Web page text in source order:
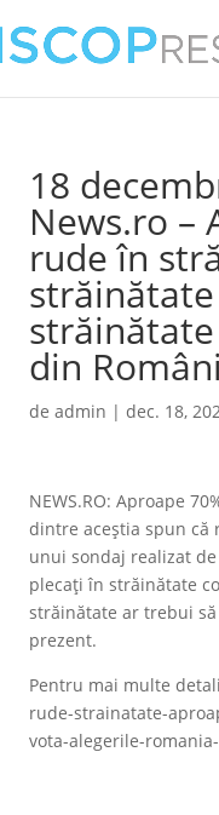
18
News.ro –
rude în
din
deadmin |dec. 18,
NEWS.RO: Aproape
dintre aceştia spun
unui sondaj realizat de
plecaţi în străinătate
străinătate ar trebui
prezent.
Pentru mai multe
rude-strainatate-
vota-alegerile-